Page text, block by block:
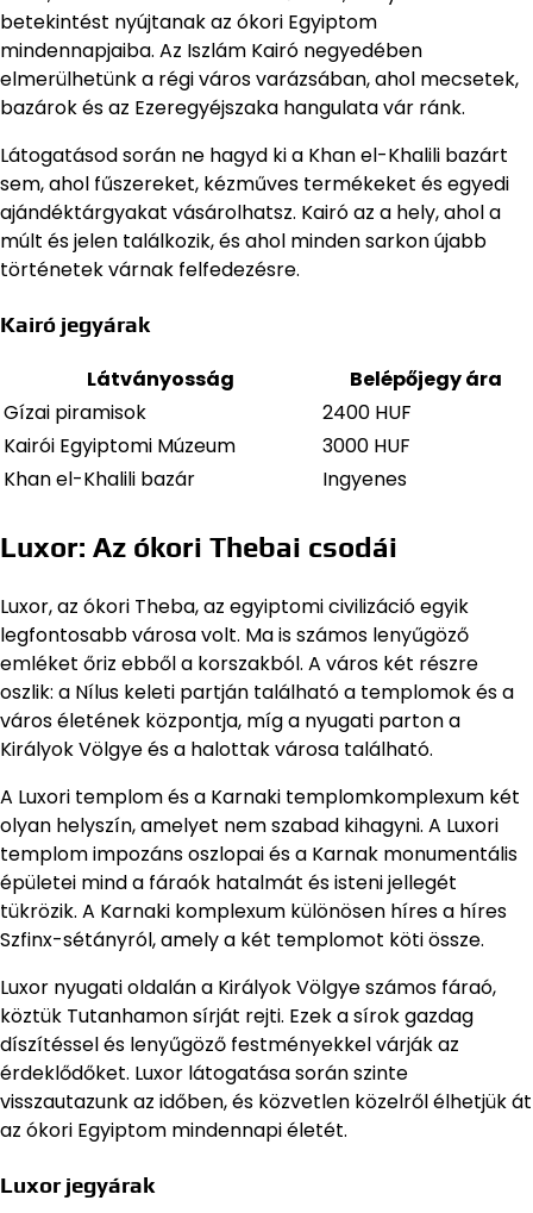
betekintést nyújtanak az ókori Egyiptom
mindennapjaiba. Az Iszlám Kairó negyedében
elmerülhetünk a régi város varázsában, ahol mecsetek,
bazárok és az Ezeregyéjszaka hangulata vár ránk.
Látogatásod során ne hagyd ki a Khan el-Khalili bazárt
sem, ahol fűszereket, kézműves termékeket és egyedi
ajándéktárgyakat vásárolhatsz. Kairó az a hely, ahol a
múlt és jelen találkozik, és ahol minden sarkon újabb
történetek várnak felfedezésre.
Kairó jegyárak
Látványosság
Belépőjegy ára
Gízai piramisok
2400 HUF
Kairói Egyiptomi Múzeum
3000 HUF
Khan el-Khalili bazár
Ingyenes
Luxor: Az ókori Thebai csodái
Luxor, az ókori Theba, az egyiptomi civilizáció egyik
legfontosabb városa volt. Ma is számos lenyűgöző
emléket őriz ebből a korszakból. A város két részre
oszlik: a Nílus keleti partján található a templomok és a
város életének központja, míg a nyugati parton a
Királyok Völgye és a halottak városa található.
A Luxori templom és a Karnaki templomkomplexum két
olyan helyszín, amelyet nem szabad kihagyni. A Luxori
templom impozáns oszlopai és a Karnak monumentális
épületei mind a fáraók hatalmát és isteni jellegét
tükrözik. A Karnaki komplexum különösen híres a híres
Szfinx-sétányról, amely a két templomot köti össze.
Luxor nyugati oldalán a Királyok Völgye számos fáraó,
köztük Tutanhamon sírját rejti. Ezek a sírok gazdag
díszítéssel és lenyűgöző festményekkel várják az
érdeklődőket. Luxor látogatása során szinte
visszautazunk az időben, és közvetlen közelről élhetjük át
az ókori Egyiptom mindennapi életét.
Luxor jegyárak